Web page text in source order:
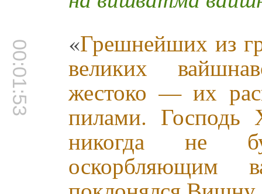
00:01:53 «Грешнейших из
великих
жестоко — их
пилами. Господь
никогда не
оскорбляющим